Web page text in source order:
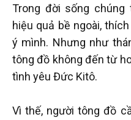
Trong đời sống
hiệu quả bề ngoài,
ý mình. Nhưng như
tông đồ không đến từ
tình yêu Đức Kitô.
Vì thế, người tông đồ